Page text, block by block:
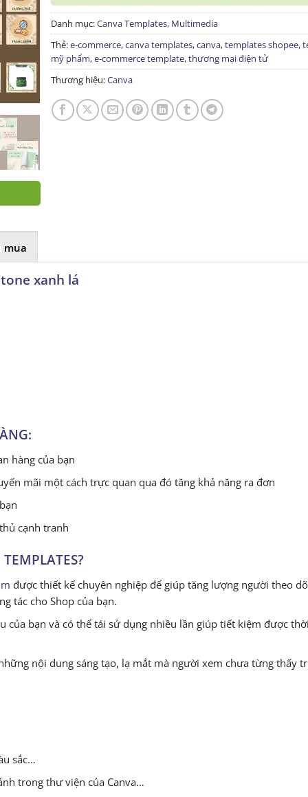
Danh mục:Canva Templates, Multimedia
Thẻ:e-commerce,canva templates,canva,templates shopee,
mỹ phẩm,e-commerce template,thương mại điện tử
Thương hiệu:Canva
mua
xanh lá
hàng của bạn
mãi một cách trực quan qua đó tăng khả năng ra đơn
cạnh tranh
được thiết kế chuyên nghiệp để giúp tăng lượng người theo
tác cho Shop của bạn.
của bạn và có thể tái sử dụng nhiều lần giúp tiết kiệm được
nội dung sáng tạo, lạ mắt mà người xem chưa từng thấy
sắc…
trong thư viện của Canva…